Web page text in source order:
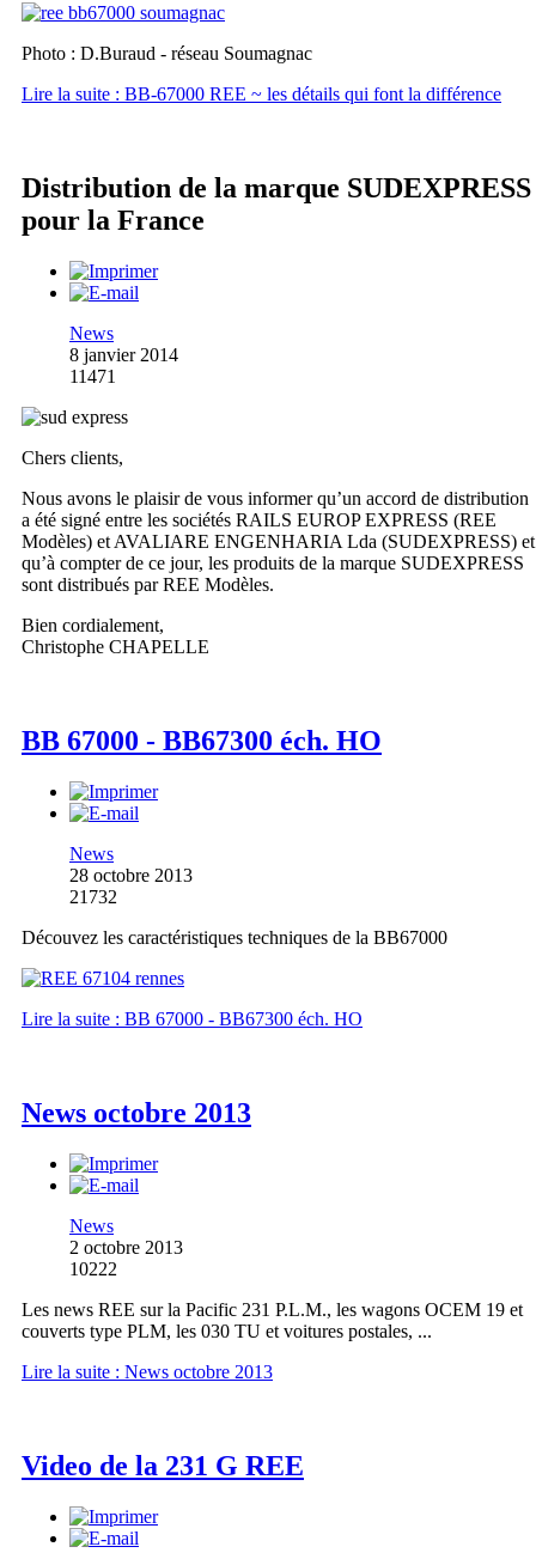
Photo : D.Buraud - réseau Soumagnac
Lire la suite : BB-67000 REE ~ les détails qui font la différence
Distribution de la marque SUDEXPRESS
pour la France
News
8 janvier 2014
11471
Chers clients,
Nous avons le plaisir de vous informer qu’un accord de distribution
a été signé entre les sociétés RAILS EUROP EXPRESS (REE
Modèles) et AVALIARE ENGENHARIA Lda (SUDEXPRESS) et
qu’à compter de ce jour, les produits de la marque SUDEXPRESS
sont distribués par REE Modèles.
Bien cordialement,
Christophe CHAPELLE
BB 67000 - BB67300 éch. HO
News
28 octobre 2013
21732
Découvez les caractéristiques techniques de la BB67000
Lire la suite : BB 67000 - BB67300 éch. HO
News octobre 2013
News
2 octobre 2013
10222
Les news REE sur la Pacific 231 P.L.M., les wagons OCEM 19 et
couverts type PLM, les 030 TU et voitures postales, ...
Lire la suite : News octobre 2013
Video de la 231 G REE